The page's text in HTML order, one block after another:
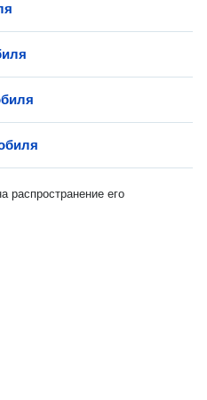
распространение его